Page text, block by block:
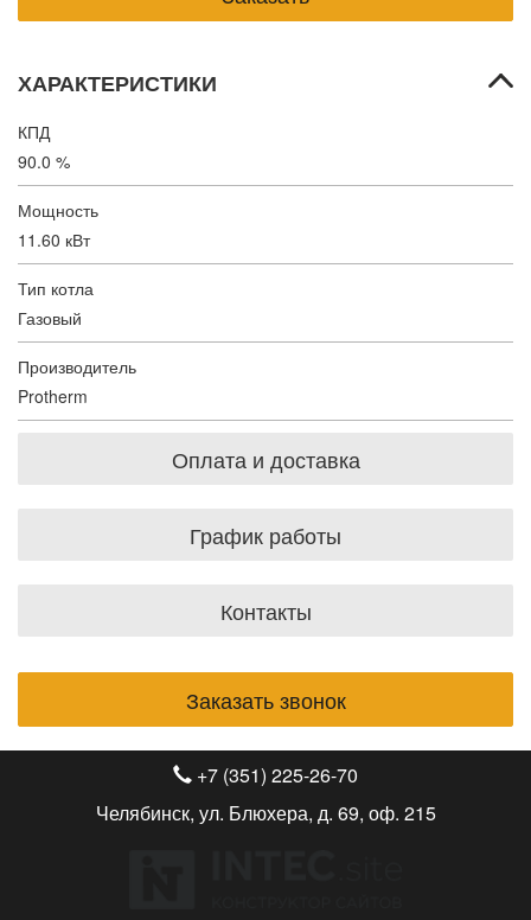
ХАРАКТЕРИСТИКИ
КПД
90.0 %
Мощность
11.60 кВт
Тип котла
Газовый
Производитель
Protherm
Оплата и доставка
График работы
Контакты
Заказать звонок
+7 (351) 225-26-70
Челябинск, ул. Блюхера, д. 69, оф. 215